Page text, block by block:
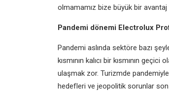
olmamamız bize büyük bir avantaj
Pandemi dönemi Electrolux
Pandemi aslında sektöre bazı
kısmının kalıcı bir kısmının
ulaşmak zor. Turizmde pandemiyle
hedefleri ve jeopolitik sorunlar son